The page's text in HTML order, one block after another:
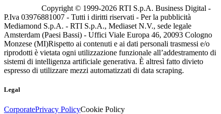
Copyright © 1999-2026 RTI S.p.A. Business Digital -
P.Iva 03976881007 - Tutti i diritti riservati - Per la pubblicità
Mediamond S.p.A. - RTI S.p.A., Mediaset N.V., sede legale
Amsterdam (Paesi Bassi) - Uffici Viale Europa 46, 20093 Cologno
Monzese (MI)Rispetto ai contenuti e ai dati personali trasmessi e/o
riprodotti è vietata ogni utilizzazione funzionale all’addestramento di
sistemi di intelligenza artificiale generativa. È altresì fatto divieto
espresso di utilizzare mezzi automatizzati di data scraping.
Legal
CorporatePrivacy PolicyCookie Policy